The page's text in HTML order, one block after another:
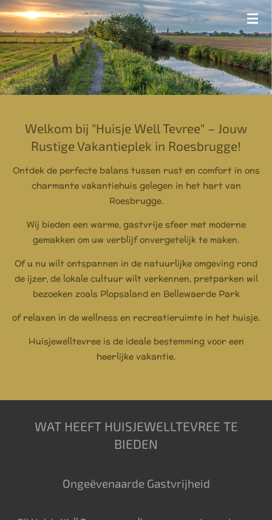
Ga
naar
de
hoofdinhoud
Welkom bij "Huisje Well Tevree" – Jouw
Rustige Vakantieplek in Roesbrugge!
Ontdek de perfecte balans tussen rust en comfort in ons
charmante vakantiehuis gelegen in het hart van
Roesbrugge.
Wij bieden een warme, gastvrije sfeer met moderne
gemakken om uw verblijf onvergetelijk te maken.
Of u nu wilt ontspannen in de natuurlijke omgeving rond
de ijzer, de lokale cultuur wilt verkennen, pretparken wil
bezoeken zoals Plopsaland en Bellewaerde Park
of relaxen in de wellness en recreatieruimte in het huisje.
Huisjewelltevree is de ideale bestemming voor een
heerlijke vakantie.
WAT HEEFT HUISJEWELLTEVREE TE
BIEDEN
Ongeëvenaarde Gastvrijheid